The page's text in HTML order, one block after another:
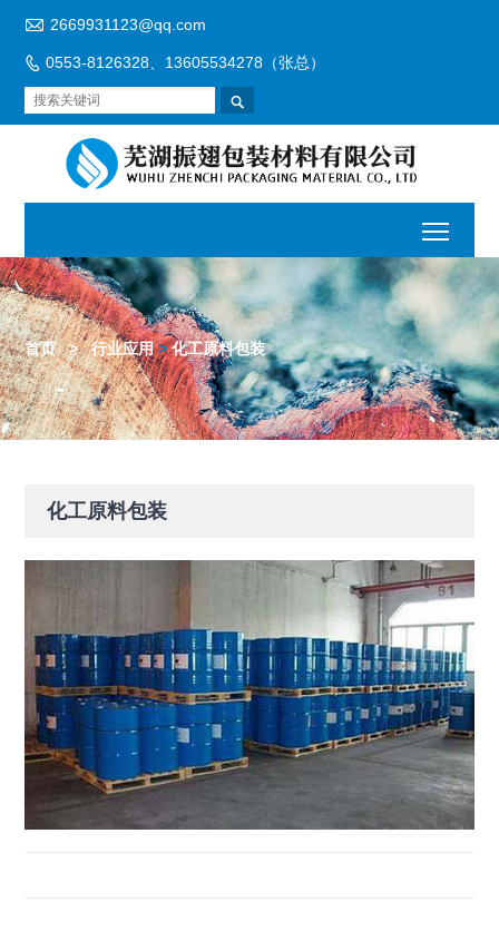
 2669931123@qq.com
 0553-8126328、13605534278（张总）

首页 > 行业应用>化工原料包装
化工原料包装